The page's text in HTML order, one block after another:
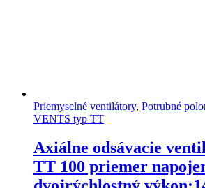
Priemyselné ventilátory, Potrubné
VENTS typ TT
Axiálne odsávacie
TT 100 priemer